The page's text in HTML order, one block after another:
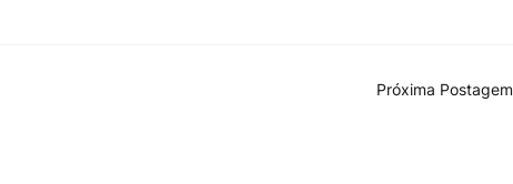
Próxima Postagem